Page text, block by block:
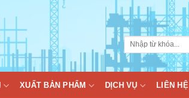
XUẤT BẢN PHẨM DỊCH VỤ LIÊN HỆ